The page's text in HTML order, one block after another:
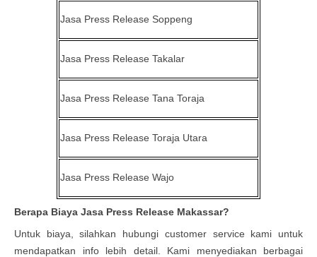
Jasa Press Release Soppeng
Jasa Press ReleaseTakalar
Jasa Press ReleaseTana Toraja
Jasa Press ReleaseToraja Utara
Jasa Press ReleaseWajo
Berapa Biaya Jasa Press Release Makassar?
Untuk biaya, silahkan hubungi customer service kami untuk
mendapatkan info lebih detail. Kami menyediakan berbagai